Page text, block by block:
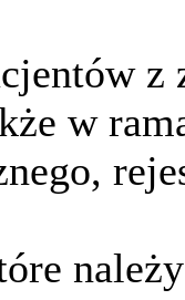
w